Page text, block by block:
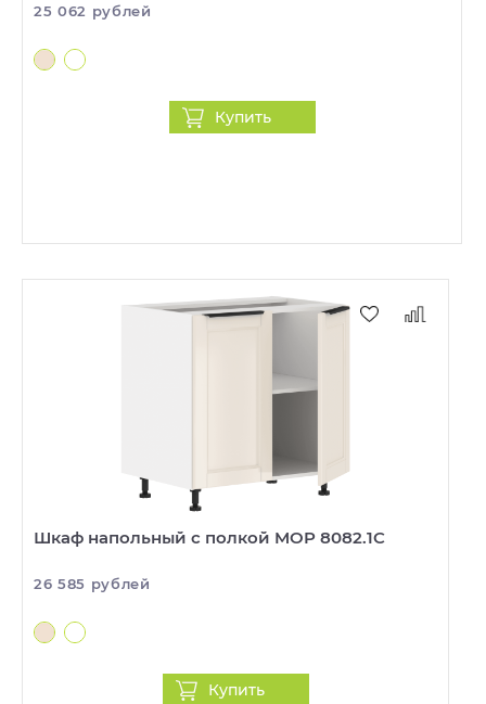
25 062 рублей
Купить
Шкаф напольный с полкой MOP 8082.1C
26 585 рублей
Купить